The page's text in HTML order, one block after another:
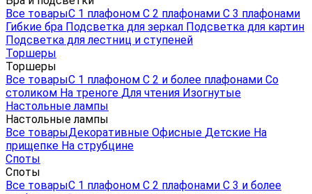
Все товарыС 1 плафоном С 2 плафонами С 3 плафонами
Гибкие бра Подсветка для зеркал Подсветка для картин
Подсветка для лестниц и ступеней
Торшеры
Торшеры
Все товарыС 1 плафоном С 2 и более плафонами Со
столиком На треноге Для чтения Изогнутые
Настольные лампы
Настольные лампы
Все товарыДекоративные Офисные Детские На
прищепке На струбцине
Споты
Споты
Все товарыС 1 плафоном С 2 плафонами С 3 и более